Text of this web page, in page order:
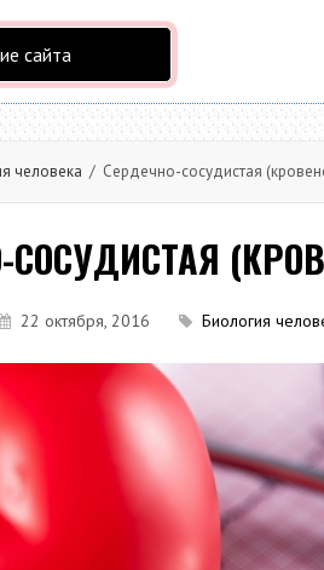
сайта
человека / Сердечно-сосудистая
СОСУДИСТАЯ
22 октября, 2016 Биология